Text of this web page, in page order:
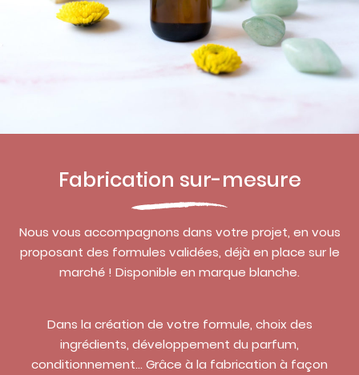
Fabrication sur-mesure
Nous vous accompagnons dans votre projet, en vous
proposant des formules validées, déjà en place sur le
marché ! Disponible en marque blanche.
Dans la création de votre formule, choix des
ingrédients, développement du parfum,
conditionnement… Grâce à la fabrication à façon